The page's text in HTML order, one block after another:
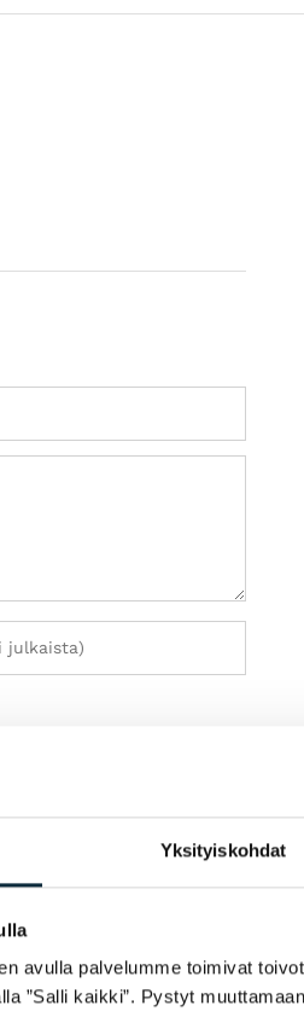
Yksityiskohdat
avulla palvelumme toimivat
”Salli kaikki”. Pystyt